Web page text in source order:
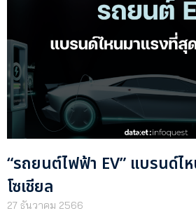
“รถยนต์ไฟฟ้า EV” แบรนด์ไ
โซเชียล
27 ธันวาคม 2566